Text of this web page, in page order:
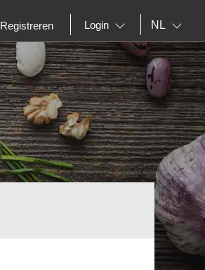
Registreren Login NL